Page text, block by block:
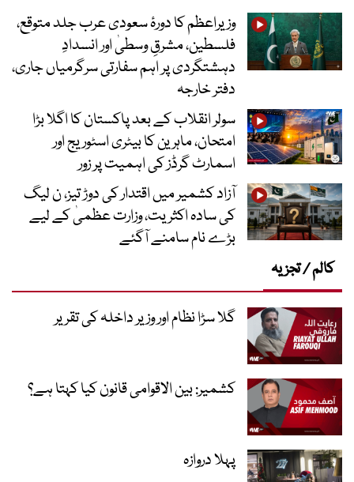
وزیراعظم کا دورۂ سعودی عرب جلد متوقع،
فلسطین، مشرقِ وسطیٰ اور انسدادِ
دہشتگردی پر اہم سفارتی سرگرمیاں جاری،
دفتر خارجہ
سولر انقلاب کے بعد پاکستان کا اگلا بڑا
امتحان، ماہرین کا بیٹری اسٹوریج اور
اسمارٹ گرڈز کی اہمیت پر زور
آزاد کشمیر میں اقتدار کی دوڑ تیز، ن لیگ
کی سادہ اکثریت، وزارت عظمیٰ کے لیے
بڑے نام سامنے آگئے
کالم / تجزیہ
گلا سڑا نظام اور وزیر داخلہ کی تقریر
کشمیر: بین الاقوامی قانون کیا کہتا ہے؟
پہلا دروازہ